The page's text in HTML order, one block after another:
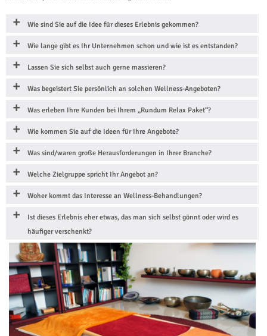
Wie sind Sie auf die Idee für dieses Erlebnis gekommen?
Wie lange gibt es Ihr Unternehmen schon und wie ist es entstanden?
Lassen Sie sich selbst auch gerne massieren?
Was begeistert Sie persönlich an solchen Wellness-Angeboten?
Was erleben Ihre Kunden bei Ihrem „Rundum Relax Paket“?
Wie kommen Sie auf die Ideen für Ihre Angebote?
Was sind/waren große Herausforderungen in Ihrer Branche?
Welche Zielgruppe spricht Ihr Angebot an?
Woher kommt das Interesse an Wellness-Behandlungen?
Ist dieses Erlebnis eher etwas, das man sich selbst gönnt oder wird es
häufiger verschenkt?